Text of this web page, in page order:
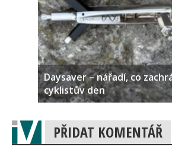
Daysaver – nářadí, co
cyklistův den
PŘIDAT KOMENTÁŘ